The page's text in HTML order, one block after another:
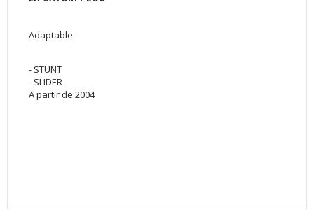
Adaptable:
- STUNT
- SLIDER
A partir de 2004